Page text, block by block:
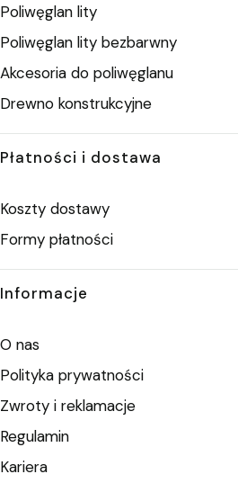
Poliwęglan lity
Poliwęglan lity bezbarwny
Akcesoria do poliwęglanu
Drewno konstrukcyjne
Płatności i dostawa
Koszty dostawy
Formy płatności
Informacje
O nas
Polityka prywatności
Zwroty i reklamacje
Regulamin
Kariera